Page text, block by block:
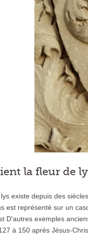
la fleur de
existe depuis des
est représenté sur un
D'autres exemples
à 150 après Jésus-